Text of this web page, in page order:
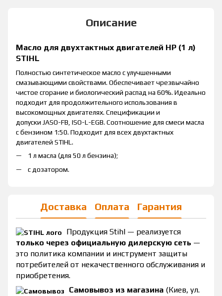
Описание
Масло для двухтактных двигателей HP (1 л)
STIHL
Полностью синтетическое масло с улучшенными
смазывающими свойствами. Обеспечивает чрезвычайно
чистое сгорание и биологический распад на 60%. Идеально
подходит для продолжительного использования в
высокомощных двигателях. Спецификации и
допуски JASO-FB, ISO-L-EGB. Соотношение для смеси масла
с бензином 1:50. Подходит для всех двухтактных
двигателей STIHL.
1 л масла (для 50 л бензина);
с дозатором.
Доставка Оплата Гарантия
Продукция Stihl — реализуется
только через официальную дилерскую сеть —
это политика компании и инструмент защиты
потребителей от некачественного обслуживания и
приобретения.
Самовывоз из магазина (Киев, ул.